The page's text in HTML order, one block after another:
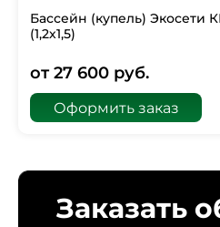
Бассейн (купель) Экосети
(1,2х1,5)
от 27 600 руб.
Оформить заказ
Заказать